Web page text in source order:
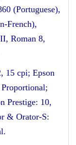
(Portuguese),
French),
Roman 8,
15 cpi; Epson
Prestige: 10,
& Orator-S: